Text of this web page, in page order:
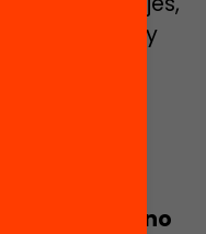
habilidades y
todo el
un modelo
y
la escuela no